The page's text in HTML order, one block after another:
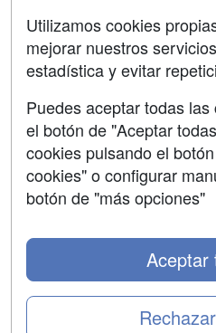
Copyleft
Grupo formazion:
Copyright 2000-2026
Utilizamos cookies
mejorar nuestros
estadística y evitar
Puedes aceptar todas
el botón de "Aceptar
cookies pulsando el
cookies" o configurar
botón de "más opciones"
Aceptar